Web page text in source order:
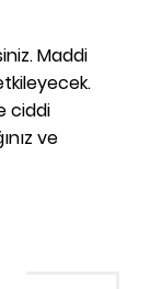
Maddi
ciddi
ve